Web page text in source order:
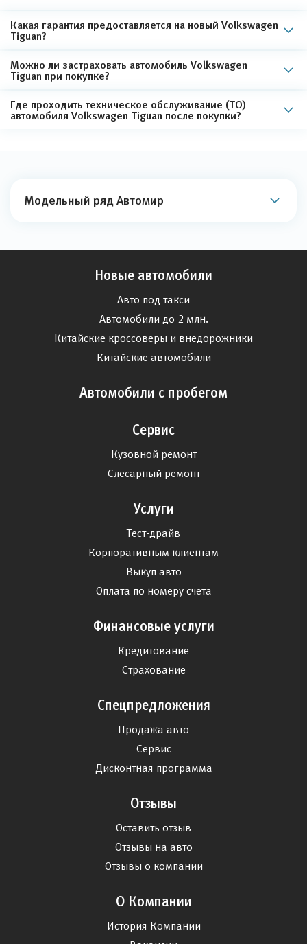
Какая гарантия предоставляется на новый Volkswagen
Tiguan?
Можно ли застраховать автомобиль Volkswagen
Tiguan при покупке?
Где проходить техническое обслуживание (ТО)
автомобиля Volkswagen Tiguan после покупки?
Модельный ряд Автомир
Новые автомобили
Авто под такси
Автомобили до 2 млн.
Китайские кроссоверы и внедорожники
Китайские автомобили
Автомобили с пробегом
Сервис
Кузовной ремонт
Слесарный ремонт
Услуги
Тест-драйв
Корпоративным клиентам
Выкуп авто
Оплата по номеру счета
Финансовые услуги
Кредитование
Страхование
Спецпредложения
Продажа авто
Сервис
Дисконтная программа
Отзывы
Оставить отзыв
Отзывы на авто
Отзывы о компании
О Компании
История Компании